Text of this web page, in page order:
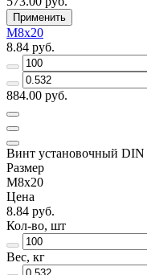
Применить
М8х20
8.84 руб.
884.00 руб.
Винт установочный
Размер
М8х20
Цена
8.84 руб.
Кол-во, шт
Вес, кг